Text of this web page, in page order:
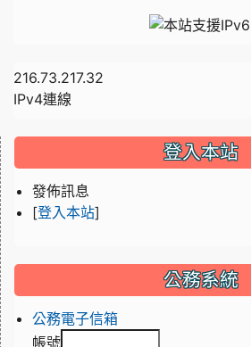
216.73.217.32
IPv4連線
::: 登入本站
發佈訊息
[登入本站]
公務系統
公務電子信箱
帳號